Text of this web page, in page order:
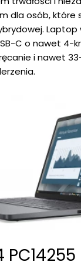
dla osób, które
Laptop
C o nawet 4-
i nawet
PC14255